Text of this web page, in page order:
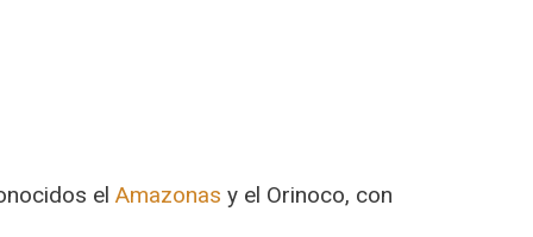
el Amazonas y el Orinoco, con